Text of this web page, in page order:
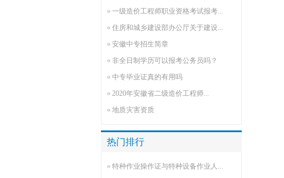
一级造价工程师职业资格考试报考...
住房和城乡建设部办公厅关于建设...
安徽中专招生简章
非全日制学历可以报考公务员吗？
中专毕业证真的有用吗
2020年安徽省二级造价工程师...
地质灾害资质
热门排行
特种作业操作证与特种设备作业人...